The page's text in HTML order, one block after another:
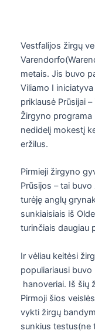
Vestfalijos žirgų
metais. Jis buvo
Viliamo I
priklausė Prūsijai
Žirgyno
nedidelį mokestį
eržilus.
Pirmieji žirgyno
Prūsijos – tai
turėję anglų
sunkiaisiais iš
turinčiais daugiau
Ir vėliau keitėsi
populiariausi buvo
hanoveriai. Iš šių
Pirmoji šios
vykti žirgų
sunkius testus(ne